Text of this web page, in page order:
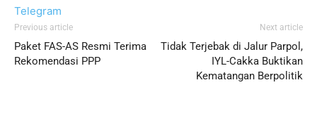
Telegram
Previous article
Paket FAS-AS Resmi Terima
Rekomendasi PPP
Next article
Tidak Terjebak di Jalur Parpol,
IYL-Cakka Buktikan
Kematangan Berpolitik